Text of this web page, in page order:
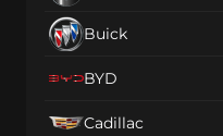
Buick
BYD
Cadillac